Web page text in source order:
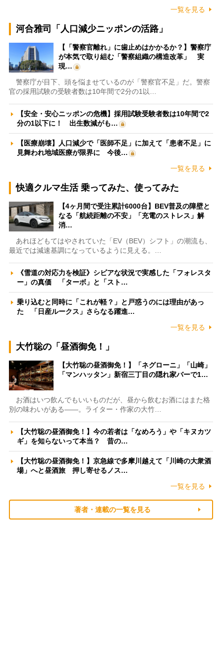
一覧を見る
河合雅司「人口減少ニッポンの活路」
【「警察官離れ」に歯止めはかかるか？】警察庁
が本気で取り組む「警察組織の構造改革」 実
現…
警察庁が目下、頭を悩ませているのが「警察官不足」だ。警察
官の採用試験の受験者数は10年間で2分の1以…
【安全・安心ニッポンの危機】採用試験受験者数は10年間で2
分の1以下に！ 出生数減がも…
【医療崩壊】人口減少で「医師不足」に加えて「患者不足」に
見舞われ地域医療が限界に 今後…
一覧を見る
快適クルマ生活 乗ってみた、使ってみた
【4ヶ月間で受注累計6000台】BEV普及の障壁と
なる「航続距離の不安」「充電のストレス」解
消…
あれほどもてはやされていた「EV（BEV）シフト」の潮流も、
最近では減速基調になっているように見える。…
《雪道の対応力を検証》シビアな状況で実感した「フォレスタ
ー」の真価 「ターボ」と「スト…
乗り込むと同時に「これが軽？」と戸惑うのには理由があっ
た 「日産ルークス」さらなる躍進…
一覧を見る
大竹聡の「昼酒御免！」
【大竹聡の昼酒御免！】「ネグローニ」「山崎」
「マンハッタン」新宿三丁目の隠れ家バーで1…
お酒はいつ飲んでもいいものだが、昼から飲むお酒にはまた格
別の味わいがある――。ライター・作家の大竹…
【大竹聡の昼酒御免！】今の若者は「なめろう」や「キヌカツ
ギ」を知らないって本当？ 昔の…
【大竹聡の昼酒御免！】京急線で多摩川越えて「川崎の大衆酒
場」へと昼酒旅 押し寄せるノス…
一覧を見る
著者・連載の一覧を見る